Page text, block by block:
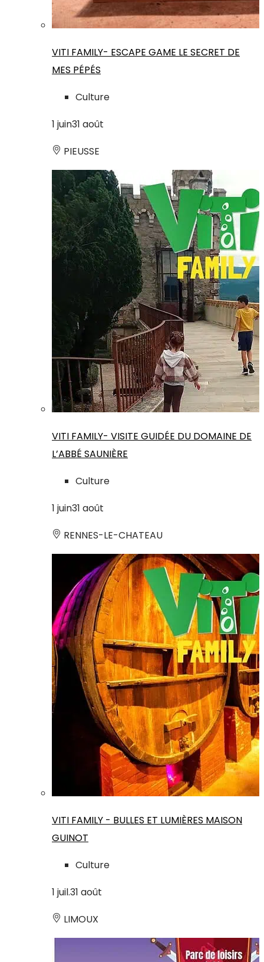
VITI FAMILY- ESCAPE GAME LE SECRET DE
MES PÉPÉS
Culture
1 juin31 août
PIEUSSE
VITI FAMILY- VISITE GUIDÉE DU DOMAINE DE
L’ABBÉ SAUNIÈRE
Culture
1 juin31 août
RENNES-LE-CHATEAU
VITI FAMILY - BULLES ET LUMIÈRES MAISON
GUINOT
Culture
1 juil.31 août
LIMOUX